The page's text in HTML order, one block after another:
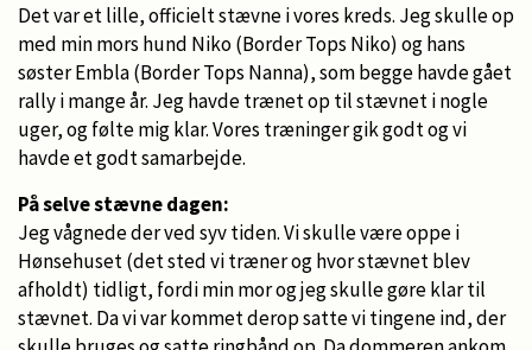
Det var et lille, officielt stævne i vores kreds. Jeg skulle op
med min mors hund Niko (Border Tops Niko) og hans
søster Embla (Border Tops Nanna), som begge havde gået
rally i mange år. Jeg havde trænet op til stævnet i nogle
uger, og følte mig klar. Vores træninger gik godt og vi
havde et godt samarbejde.
På selve stævne dagen:
Jeg vågnede der ved syv tiden. Vi skulle være oppe i
Hønsehuset (det sted vi træner og hvor stævnet blev
afholdt) tidligt, fordi min mor og jeg skulle gøre klar til
stævnet. Da vi var kommet derop satte vi tingene ind, der